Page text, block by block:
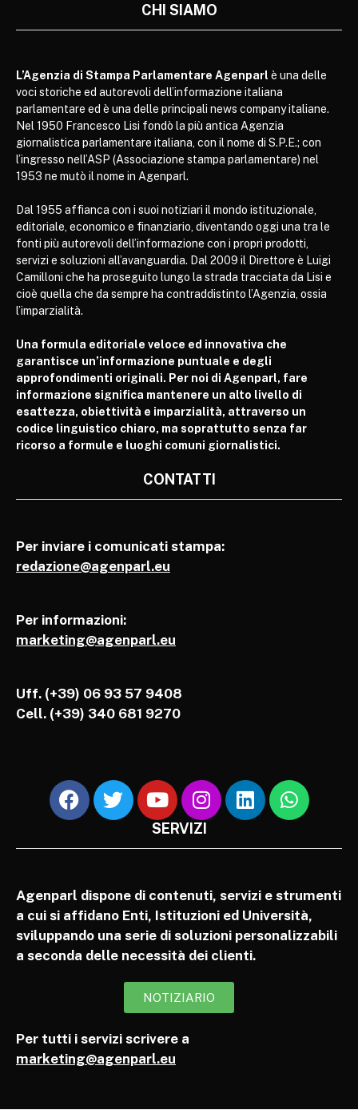
CHI SIAMO
L’Agenzia di Stampa Parlamentare Agenparl è una delle
voci storiche ed autorevoli dell’informazione italiana
parlamentare ed è una delle principali news company italiane.
Nel 1950 Francesco Lisi fondò la più antica Agenzia
giornalistica parlamentare italiana, con il nome di S.P.E.; con
l’ingresso nell’ASP (Associazione stampa parlamentare) nel
1953 ne mutò il nome in Agenparl.
Dal 1955 affianca con i suoi notiziari il mondo istituzionale,
editoriale, economico e finanziario, diventando oggi una tra le
fonti più autorevoli dell’informazione con i propri prodotti,
servizi e soluzioni all’avanguardia. Dal 2009 il Direttore è Luigi
Camilloni che ha proseguito lungo la strada tracciata da Lisi e
cioè quella che da sempre ha contraddistinto l’Agenzia, ossia
l’imparzialità.
Una formula editoriale veloce ed innovativa che
garantisce un’informazione puntuale e degli
approfondimenti originali. Per noi di Agenparl, fare
informazione significa mantenere un alto livello di
esattezza, obiettività e imparzialità, attraverso un
codice linguistico chiaro, ma soprattutto senza far
ricorso a formule e luoghi comuni giornalistici.
CONTATTI
Per inviare i comunicati stampa:
redazione@agenparl.eu
Per informazioni:
marketing@agenparl.eu
Uff. (+39) 06 93 57 9408
Cell. (+39) 340 681 9270
SERVIZI
Agenparl dispone di contenuti, servizi e strumenti
a cui si affidano Enti, Istituzioni ed Università,
sviluppando una serie di soluzioni personalizzabili
a seconda delle necessità dei clienti.
NOTIZIARIO
Per tutti i servizi scrivere a
marketing@agenparl.eu